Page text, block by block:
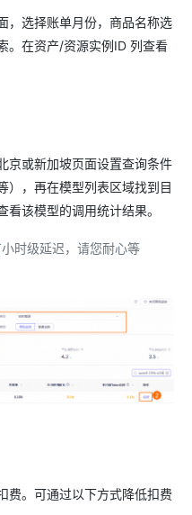
，选择账单月份，商品名称选
。在资产/资源实例ID 列查看
京或新加坡页面设置查询条件
），再在模型列表区域找到目
该模型的调用统计结果。
时级延迟，请您耐心等
费。可通过以下方式降低扣费